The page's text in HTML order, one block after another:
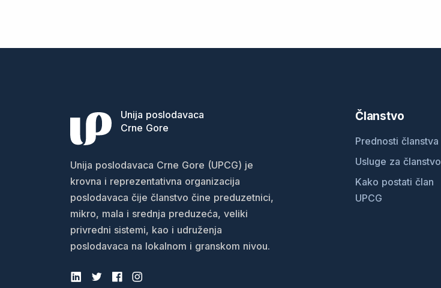
Unija poslodavaca
Crne Gore
Unija poslodavaca Crne Gore (UPCG) je
krovna i reprezentativna organizacija
poslodavaca čije članstvo čine preduzetnici,
mikro, mala i srednja preduzeća, veliki
privredni sistemi, kao i udruženja
poslodavaca na lokalnom i granskom nivou.
Članstvo
Prednosti članstva
Usluge za članstvo
Kako postati član
UPCG